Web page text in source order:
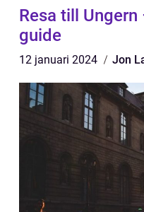
Resa till
guide
12 januari 2024 Jon